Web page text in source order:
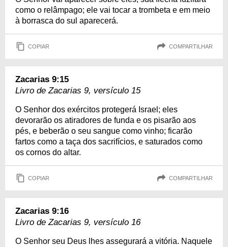
como o relâmpago; ele vai tocar a trombeta e em meio
à borrasca do sul aparecerá.
COPIAR COMPARTILHAR
Zacarias 9:15
Livro de Zacarias 9, versículo 15
O Senhor dos exércitos protegerá Israel; eles
devorarão os atiradores de funda e os pisarão aos
pés, e beberão o seu sangue como vinho; ficarão
fartos como a taça dos sacrifícios, e saturados como
os cornos do altar.
COPIAR COMPARTILHAR
Zacarias 9:16
Livro de Zacarias 9, versículo 16
O Senhor seu Deus lhes assegurará a vitória. Naquele